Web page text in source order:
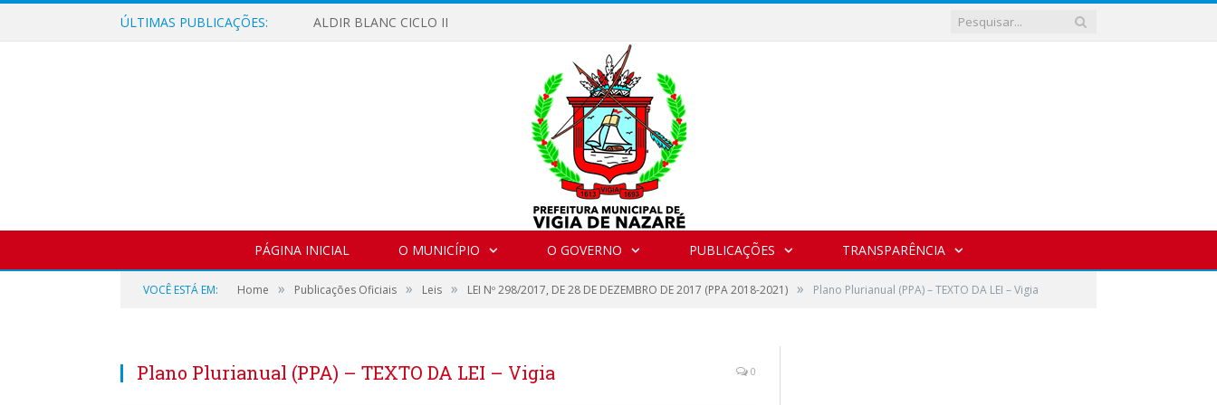
ÚLTIMAS PUBLICAÇÕES: ALDIR BLANC CICLO II
PÁGINA INICIAL O MUNICÍPIO O GOVERNO PUBLICAÇÕES TRANSPARÊNCIA
VOCÊ ESTÁ EM: Home » Publicações Oficiais » Leis » LEI Nº 298/2017, DE 28 DE DEZEMBRO DE 2017 (PPA 2018-2021) » Plano Plurianual (PPA) – TEXTO DA LEI – Vigia
Plano Plurianual (PPA) – TEXTO DA LEI – Vigia 0